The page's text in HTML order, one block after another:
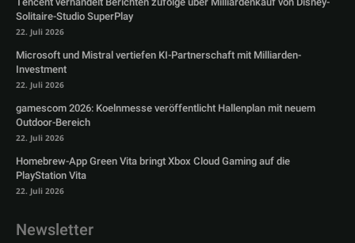
Solitaire-Studio SuperPlay
22. Juli 2026
Microsoft und Mistral vertiefen KI-Partnerschaft mit Milliarden-
Investment
22. Juli 2026
gamescom 2026: Koelnmesse veröffentlicht Hallenplan mit neuem
Outdoor-Bereich
22. Juli 2026
Homebrew-App Green Vita bringt Xbox Cloud Gaming auf die
PlayStation Vita
22. Juli 2026
Newsletter